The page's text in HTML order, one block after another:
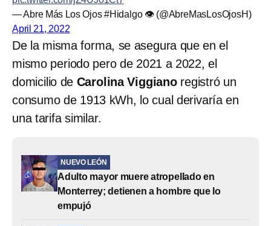
— Abre Más Los Ojos #Hidalgo 👁 (@AbreMasLosOjosH)
April 21, 2022
De la misma forma, se asegura que en el
mismo periodo pero de 2021 a 2022, el
domicilio de Carolina Viggianoregistró un
consumo de 1913 kWh, lo cual derivaría en
una tarifa similar.
NUEVO LEÓN
Adulto mayor muere atropellado en
Monterrey; detienen a hombre que lo
empujó